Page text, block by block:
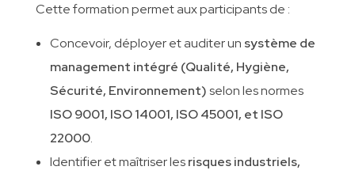
Cette formation permet aux participants de :
Concevoir, déployer et auditer un système de
management intégré (Qualité, Hygiène,
Sécurité, Environnement)selon les normes
ISO 9001, ISO 14001, ISO 45001, et ISO
22000.
Identifier et maîtriser lesrisques industriels,